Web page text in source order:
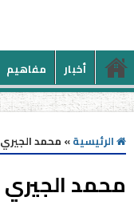
أخبار مفاهيم
الرئيسية» محمد الجيري
محمد الجيري